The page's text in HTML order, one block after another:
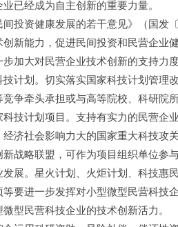
已经成为自主创新的重要力量。
投资健康发展的若干意见》（国发
新能力，促进民间投资和民营企业
加大对民营企业技术创新的支持力
技计划。切实落实国家科技计划管
争牵头承担或与高等院校、科研院
技计划项目。支持有实力的民营企
济社会影响力大的国家重大科技攻
战略联盟，可作为项目组织单位参
发展。星火计划、火炬计划、科技惠
要进一步发挥对小型微型民营科技
型民营科技企业的技术创新活力。